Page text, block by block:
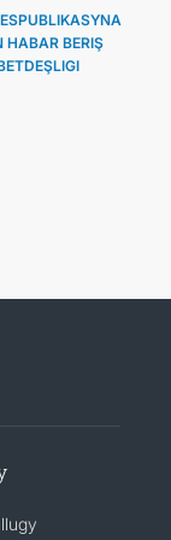
HABAR BERIŞ